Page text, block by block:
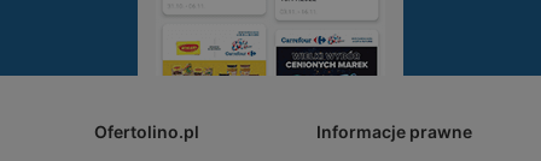
Ofertolino.pl Informacje prawne